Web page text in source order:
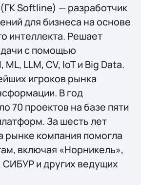
Softline) — разработчик
для бизнеса на основе
интеллекта. Решает
с помощью
LLM, CV, IoT и Big Data.
игроков рынка
В год
70 проектов на базе пяти
За шесть лет
рынке компания помогла
включая «Норникель»,
СИБУР и других ведущих